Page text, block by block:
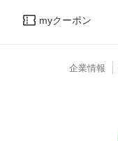
myクーポン
企業情報